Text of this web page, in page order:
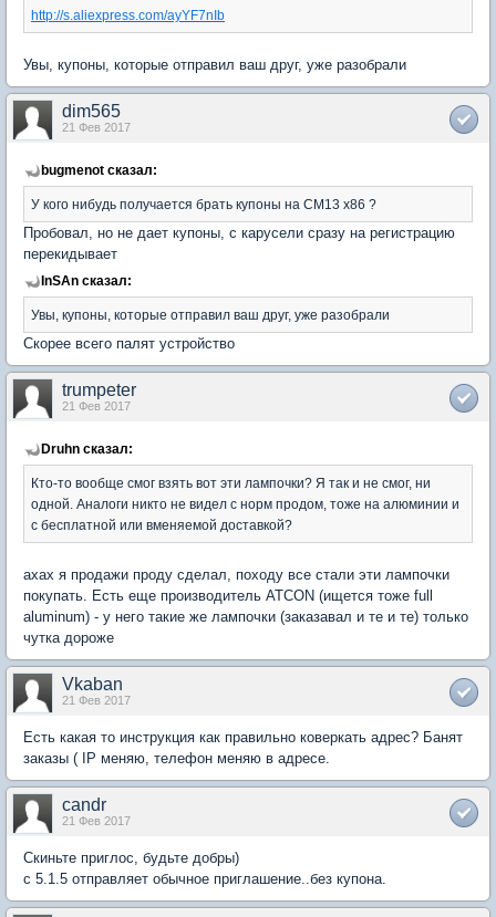
http://s.aliexpress.com/ayYF7nIb
Увы, купоны, которые отправил ваш друг, уже разобрали
dim565
21 Фев 2017
bugmenot сказал:
У кого нибудь получается брать кyпоны на CM13 x86 ?
Пробовал, но не дает купоны, с карусели сразу на регистрацию
перекидывает
InSAn сказал:
Увы, купоны, которые отправил ваш друг, уже разобрали
Скорее всего палят устройство
trumpeter
21 Фев 2017
Druhn сказал:
Кто-то вообще смог взять вот эти лампочки? Я так и не смог, ни
одной. Аналоги никто не видел с норм продом, тоже на алюминии и
с бесплатной или вменяемой доставкой?
ахах я продажи проду сделал, походу все стали эти лампочки
покупать. Есть еще производитель ATCON (ищется тоже full
aluminum) - у него такие же лампочки (заказавал и те и те) только
чутка дороже
Vkaban
21 Фев 2017
Есть какая то инструкция как правильно коверкать адрес? Банят
заказы ( IP меняю, телефон меняю в адресе.
candr
21 Фев 2017
Скиньте приглос, будьте добры)
с 5.1.5 отправляет обычное приглашение..без купона.